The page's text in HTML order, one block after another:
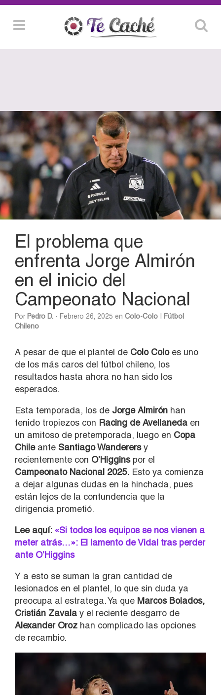
El problema que
enfrenta Jorge Almirón
en el inicio del
Campeonato Nacional
Por Pedro D. - Febrero 26, 2025 en Colo-Colo
Fútbol
Chileno
A pesar de que el plantel de Colo Coloes uno
de los más caros del fútbol chileno, los
resultados hasta ahora no han sido los
esperados.
Esta temporada, los de Jorge Almirón han
tenido tropiezos con Racing de Avellaneda en
un amitoso de pretemporada, luego en Copa
Chileante Santiago Wanderersy
recientemente con O’Higginspor el
Campeonato Nacional 2025. Esto ya comienza
a dejar algunas dudas en la hinchada, pues
están lejos de la contundencia que la
dirigencia prometió.
Lee aquí: «Si todos los equipos se nos vienen a
meter atrás…»: El lamento de Vidal tras perder
ante O’Higgins
Y a esto se suman la gran cantidad de
lesionados en el plantel, lo que sin duda ya
preocupa al estratega. Ya que Marcos Bolados,
Cristián Zavala y el reciente desgarro de
Alexander Oroz han complicado las opciones
de recambio.